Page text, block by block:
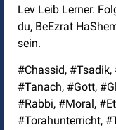
Lev Leib Lerner.
du, BeEzrat
sein.
#Chassid,
#Tanach, #Gott,
#Rabbi, #Moral,
#Torahunterricht,